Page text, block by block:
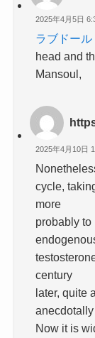
2025年4月5日
ラブドー
head and
Mansoul,
2025年4月10日
cycle,
more
probably to
century
later, quite
Now it is